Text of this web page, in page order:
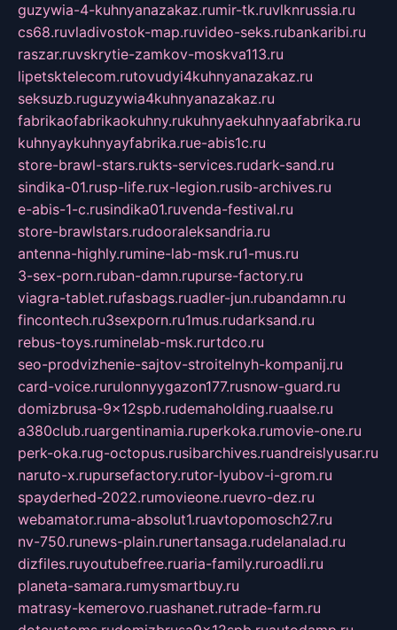
guzywia-4-kuhnyanazakaz.rumir-tk.ruvlknrussia.ru
cs68.ruvladivostok-map.ruvideo-seks.rubankaribi.ru
raszar.ruvskrytie-zamkov-moskva113.ru
lipetsktelecom.rutovudyi4kuhnyanazakaz.ru
seksuzb.ruguzywia4kuhnyanazakaz.ru
fabrikaofabrikaokuhny.rukuhnyaekuhnyaafabrika.ru
kuhnyaykuhnyayfabrika.rue-abis1c.ru
store-brawl-stars.rukts-services.rudark-sand.ru
sindika-01.rusp-life.rux-legion.rusib-archives.ru
e-abis-1-c.rusindika01.ruvenda-festival.ru
store-brawlstars.rudooraleksandria.ru
antenna-highly.rumine-lab-msk.ru1-mus.ru
3-sex-porn.ruban-damn.rupurse-factory.ru
viagra-tablet.rufasbags.ruadler-jun.rubandamn.ru
fincontech.ru3sexporn.ru1mus.rudarksand.ru
rebus-toys.ruminelab-msk.rurtdco.ru
seo-prodvizhenie-sajtov-stroitelnyh-kompanij.ru
card-voice.rurulonnyygazon177.rusnow-guard.ru
domizbrusa-9x12spb.rudemaholding.ruaalse.ru
a380club.ruargentinamia.ruperkoka.rumovie-one.ru
perk-oka.rug-octopus.rusibarchives.ruandreislyusar.ru
naruto-x.rupursefactory.rutor-lyubov-i-grom.ru
spayderhed-2022.rumovieone.ruevro-dez.ru
webamator.ruma-absolut1.ruavtopomosch27.ru
nv-750.runews-plain.runertansaga.rudelanalad.ru
dizfiles.ruyoutubefree.ruaria-family.ruroadli.ru
planeta-samara.rumysmartbuy.ru
matrasy-kemerovo.ruashanet.rutrade-farm.ru